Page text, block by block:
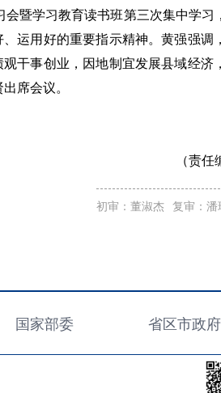
暨学习教育读书班第三次集中学习
运用好的重要指示精神。黄强强调
干事创业，因地制宜发展县域经济
席会议。
（责任
初审：董淑杰 复审：潘
国家部委 省区市政府